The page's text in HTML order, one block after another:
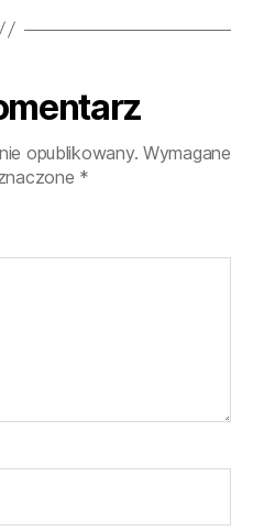
opublikowany. Wymagane
*